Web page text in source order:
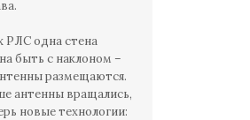
РЛС одна стена
быть с наклоном –
размещаются.
антенны вращались,
новые технологии: